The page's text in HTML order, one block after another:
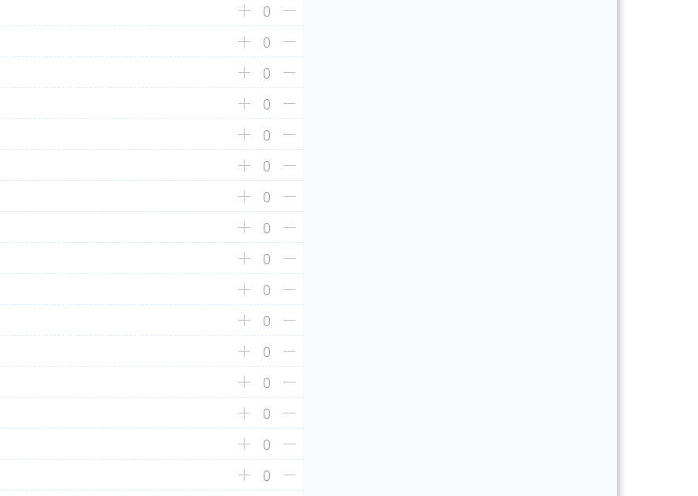
0
0
0
0
0
0
0
0
0
0
0
0
0
0
0
0